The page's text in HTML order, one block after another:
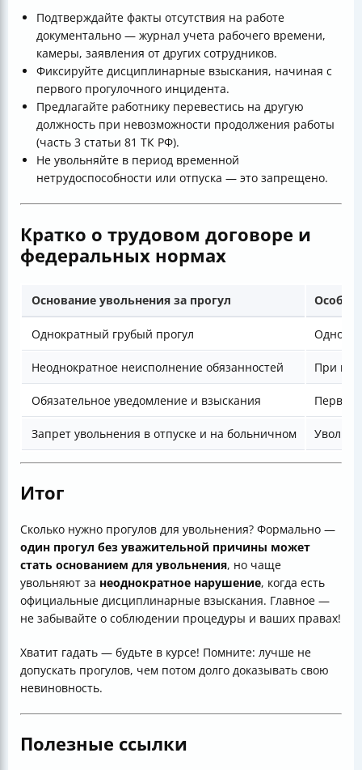
Подтверждайте факты отсутствия на работе
документально — журнал учета рабочего времени,
камеры, заявления от других сотрудников.
Фиксируйте дисциплинарные взыскания, начиная с
первого прогулочного инцидента.
Предлагайте работнику перевестись на другую
должность при невозможности продолжения работы
(часть 3 статьи 81 ТК РФ).
Не увольняйте в период временной
нетрудоспособности или отпуска — это запрещено.
Кратко о трудовом договоре и
федеральных нормах
Основание увольнения за прогул
Однократный грубый прогул Одно
Неоднократное неисполнение обязанностей При
Обязательное уведомление и взыскания Первый
Запрет увольнения в отпуске и на больничном
Итог
Сколько нужно прогулов для увольнения? Формально —
один прогул без уважительной причины может
стать основанием для увольнения, но чаще
увольняют за неоднократное нарушение, когда есть
официальные дисциплинарные взыскания. Главное —
не забывайте о соблюдении процедуры и ваших правах!
Хватит гадать — будьте в курсе! Помните: лучше не
допускать прогулов, чем потом долго доказывать свою
невиновность.
Полезные ссылки